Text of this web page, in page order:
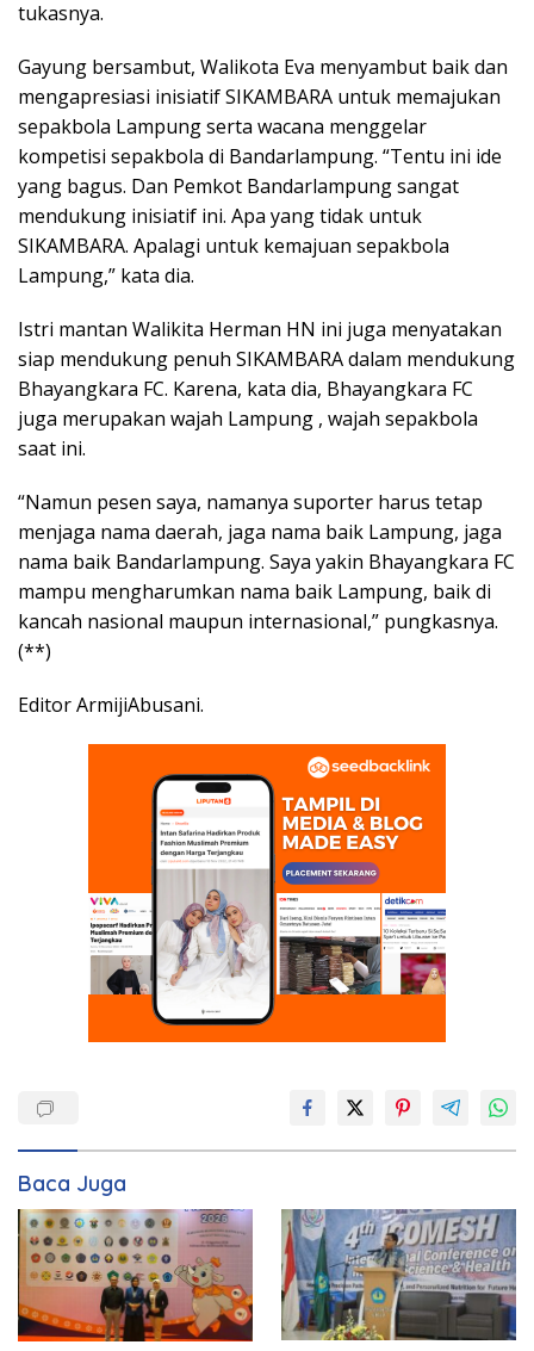
tukasnya.
Gayung bersambut, Walikota Eva menyambut baik dan
mengapresiasi inisiatif SIKAMBARA untuk memajukan
sepakbola Lampung serta wacana menggelar
kompetisi sepakbola di Bandarlampung. “Tentu ini ide
yang bagus. Dan Pemkot Bandarlampung sangat
mendukung inisiatif ini. Apa yang tidak untuk
SIKAMBARA. Apalagi untuk kemajuan sepakbola
Lampung,” kata dia.
Istri mantan Walikita Herman HN ini juga menyatakan
siap mendukung penuh SIKAMBARA dalam mendukung
Bhayangkara FC. Karena, kata dia, Bhayangkara FC
juga merupakan wajah Lampung , wajah sepakbola
saat ini.
“Namun pesen saya, namanya suporter harus tetap
menjaga nama daerah, jaga nama baik Lampung, jaga
nama baik Bandarlampung. Saya yakin Bhayangkara FC
mampu mengharumkan nama baik Lampung, baik di
kancah nasional maupun internasional,” pungkasnya.
(**)
Editor ArmijiAbusani.
Baca Juga